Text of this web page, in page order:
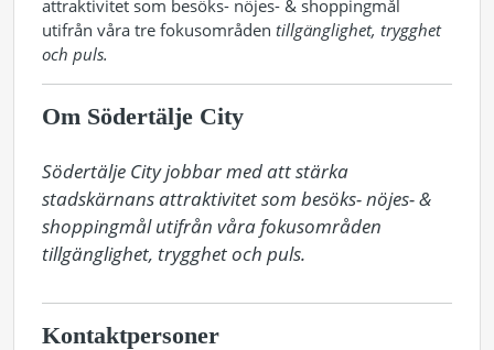
attraktivitet som besöks- nöjes- & shoppingmål
utifrån våra tre fokusområden tillgänglighet, trygghet
och puls.
Om Södertälje City
Södertälje City jobbar med att stärka
stadskärnans attraktivitet som besöks- nöjes- &
shoppingmål utifrån våra fokusområden
tillgänglighet, trygghet och puls.
Kontaktpersoner